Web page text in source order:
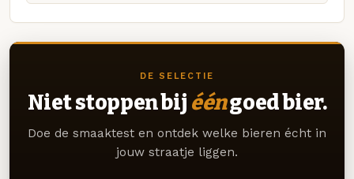
DE SELECTIE
Niet stoppen bij ééngoed bier.
Doe de smaaktest en ontdek welke bieren écht in
jouw straatje liggen.